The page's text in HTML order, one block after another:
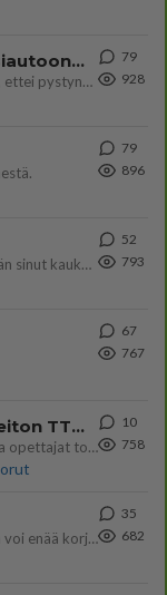
Iäkäs Jämsäläinen mies kuoli poliisiautoon matkalla Jyväskylän putkaan
Iäkäs vanhus humalassa niin huonossa kunnossa, ettei pystynyt huolehtimaan itsestään niin ainoa apu sillä hetkellä oli
79
928
79
896
Olet pelkkä itsestään liikoja luuleva ämmä. Kierrän sinut kaukaa nyt ja aina. Olit mulle pelkkä lelu vaan.
52
793
67
767
Ernest Lawson täräytti erikoisen heiton TTK-lehdistötilaisuudessa: " Onko tässä tarkoituksena...?"
Ernest Lawson esitteli uudet TTK-tähtioppilaat ja opettajat torstaina 6.8. lehdistölle. Tulevalla kaudella on yksi hausk
10
758
Välimme menivät niin pahasti solmuun, ettei niitä voi enää korjata. On aika jatkaa elämässä eteenpäin. Toivon sulle kaik
35
682